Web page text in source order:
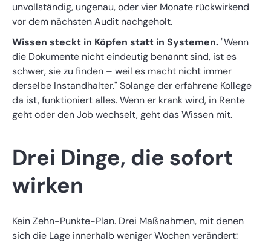
unvollständig, ungenau, oder vier Monate rückwirkend
vor dem nächsten Audit nachgeholt.
Wissen steckt in Köpfen statt in Systemen."Wenn
die Dokumente nicht eindeutig benannt sind, ist es
schwer, sie zu finden – weil es macht nicht immer
derselbe Instandhalter." Solange der erfahrene Kollege
da ist, funktioniert alles. Wenn er krank wird, in Rente
geht oder den Job wechselt, geht das Wissen mit.
Drei Dinge, die sofort
wirken
Kein Zehn-Punkte-Plan. Drei Maßnahmen, mit denen
sich die Lage innerhalb weniger Wochen verändert: